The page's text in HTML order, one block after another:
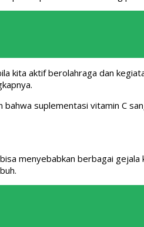
kita aktif berolahraga dan
suplementasi vitamin C
menyebabkan berbagai